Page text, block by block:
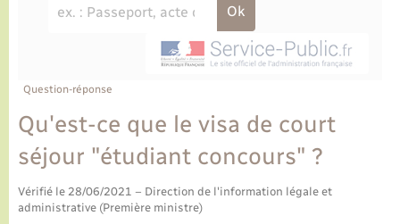
Bulletins d'informations communales
Le personnel municipal
Comment venir à Lyons-la-Forêt
Plan interactif
Permis de détention de chien
Social
CIDFF
Etat-civil - Papiers - Citoyenneté
Logement - Urbanisme
Loisirs
Marchés de Lyons-la-Forêt
Transports scolaires
Travaux - Autorisation d’occupation de l’espace
Question-réponse
Qu'est-ce que le visa de court
séjour "étudiant concours" ?
Vérifié le 28/06/2021 – Direction de l'information légale et
administrative (Première ministre)